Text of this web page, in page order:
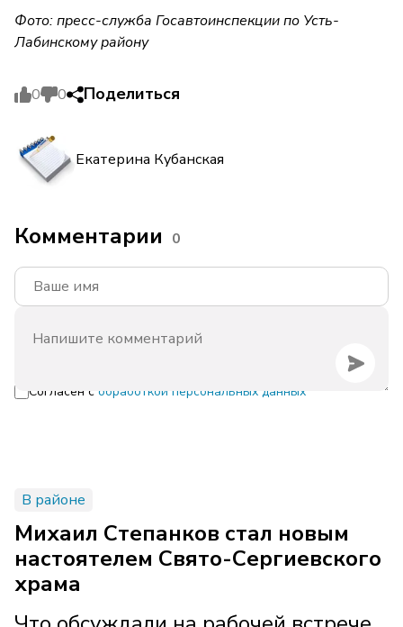
Фото: пресс-служба Госавтоинспекции по Усть-
Лабинскому району
0 0 Поделиться
Екатерина Кубанская
Комментарии 0
Согласен с обработкой персональных данных
В районе
Михаил Степанков стал новым
настоятелем Свято-Сергиевского
храма